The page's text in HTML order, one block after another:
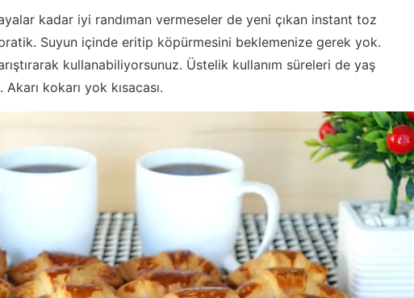
kadar iyi randıman vermeseler de yeni çıkan instant toz
pratik. Suyun içinde eritip köpürmesini beklemenize gerek yok.
kullanabiliyorsunuz. Üstelik kullanım süreleri de yaş
kokarı yok kısacası.